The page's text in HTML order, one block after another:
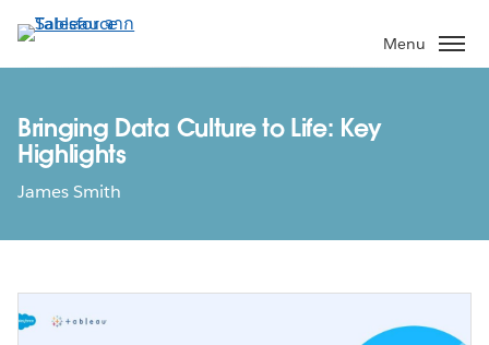
ไป
ที่
หลัก
Menu
Bringing Data Culture to Life: Key
Highlights
James Smith